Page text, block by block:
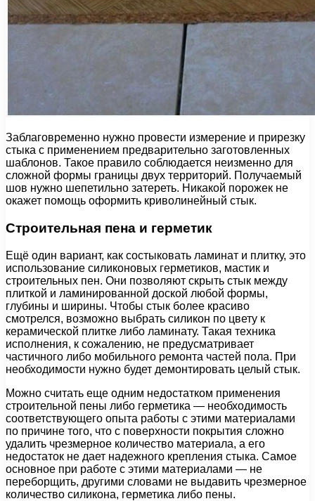
Заблаговременно нужно провести измерение и прирезку
стыка с применением предварительно заготовленных
шаблонов. Такое правило соблюдается неизменно для
сложной формы границы двух территорий. Получаемый
шов нужно шепетильно затереть. Никакой порожек не
окажет помощь оформить криволинейный стык.
Строительная пена и герметик
Ещё один вариант, как состыковать ламинат и плитку, это
использование силиконовых герметиков, мастик и
строительных пен. Они позволяют скрыть стык между
плиткой и ламинированной доской любой формы,
глубины и ширины. Чтобы стык более красиво
смотрелся, возможно выбрать силикон по цвету к
керамической плитке либо ламинату. Такая техника
исполнения, к сожалению, не предусматривает
частичного либо мобильного ремонта частей пола. При
необходимости нужно будет демонтировать целый стык.
Можно считать еще одним недостатком применения
строительной пены либо герметика — необходимость
соответствующего опыта работы с этими материалами
по причине того, что с поверхности покрытия сложно
удалить чрезмерное количество материала, а его
недостаток не дает надежного крепления стыка. Самое
основное при работе с этими материалами — не
переборщить, другими словами не выдавить чрезмерное
количество силикона, герметика либо пены.